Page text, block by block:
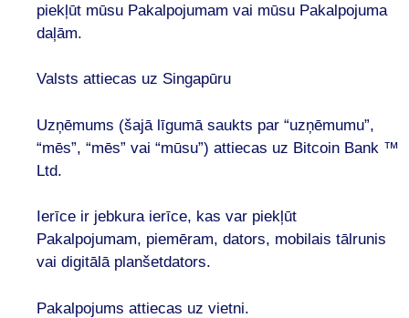
piekļūt mūsu Pakalpojumam vai mūsu Pakalpojuma
daļām.
Valsts attiecas uz Singapūru
Uzņēmums (šajā līgumā saukts par “uzņēmumu”,
“mēs”, “mēs” vai “mūsu”) attiecas uz Bitcoin Bank ™
Ltd.
Ierīce ir jebkura ierīce, kas var piekļūt
Pakalpojumam, piemēram, dators, mobilais tālrunis
vai digitālā planšetdators.
Pakalpojums attiecas uz vietni.